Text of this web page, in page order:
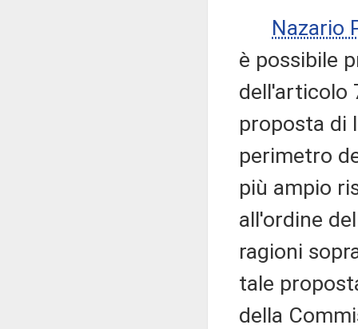
Nazario
è possibile
dell'articolo
proposta di
perimetro
più ampio
all'ordine
ragioni
tale
della